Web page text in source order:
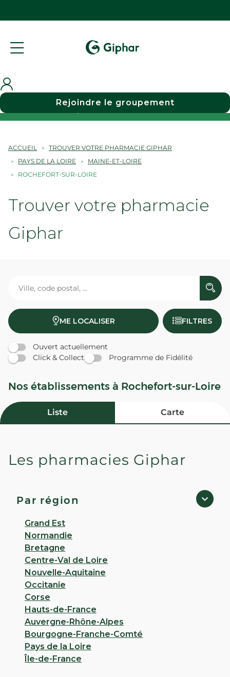
Choisir une pharmacie
Rejoindre le groupement
ACCUEIL
TROUVER VOTRE PHARMACIE GIPHAR
PAYS DE LA LOIRE
MAINE-ET-LOIRE
ROCHEFORT-SUR-LOIRE
Trouver votre pharmacie
Giphar
ME LOCALISER FILTRES
Ouvert actuellement
Click & Collect
Programme de Fidélité
Nos établissements à Rochefort-sur-Loire
Liste Carte
PHARMACIE LOIRE ET COTEAUX
Fermé· Ouvre à 09:00
14 PLACE SAINTE-CROIX 49190 Rochefort Sur Loire
Appeler
PLUS D'INFO
VOIR PLUS
Les pharmacies Giphar
Par région
Grand Est
Normandie
Bretagne
Centre-Val de Loire
Nouvelle-Aquitaine
Occitanie
Corse
Hauts-de-France
Auvergne-Rhône-Alpes
Bourgogne-Franche-Comté
Pays de la Loire
Île-de-France